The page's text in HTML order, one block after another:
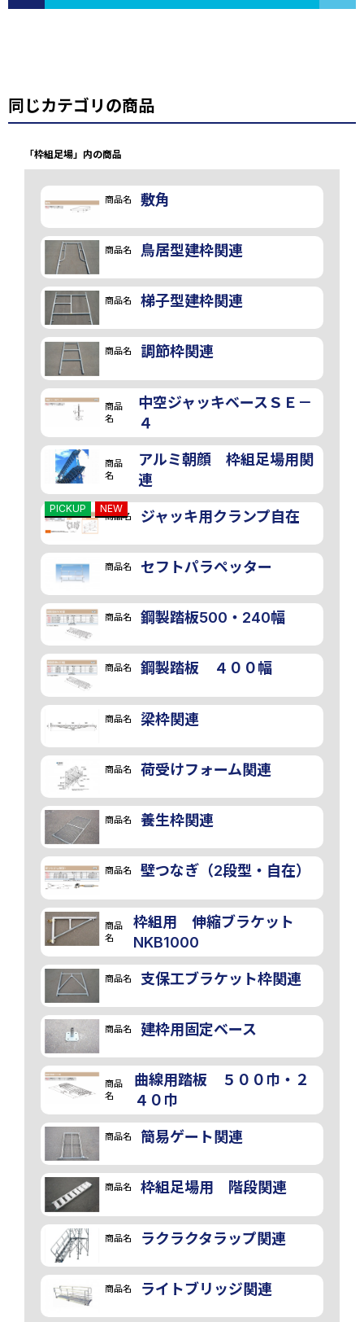
同じカテゴリの商品
「枠組足場」内の商品
商品名 敷角
商品名 鳥居型建枠関連
商品名 梯子型建枠関連
商品名 調節枠関連
商品
名
中空ジャッキベースＳＥ－
４
商品
名
アルミ朝顔 枠組足場用関
連
PICKUP NEW
商品名 ジャッキ用クランプ自在
商品名 セフトパラペッター
商品名 鋼製踏板500・240幅
商品名 鋼製踏板 ４００幅
商品名 梁枠関連
商品名 荷受けフォーム関連
商品名 養生枠関連
商品名 壁つなぎ（2段型・自在）
商品
名
枠組用 伸縮ブラケット
NKB1000
商品名 支保工ブラケット枠関連
商品名 建枠用固定ベース
商品
名
曲線用踏板 ５００巾・２
４０巾
商品名 簡易ゲート関連
商品名 枠組足場用 階段関連
商品名 ラクラクタラップ関連
商品名 ライトブリッジ関連